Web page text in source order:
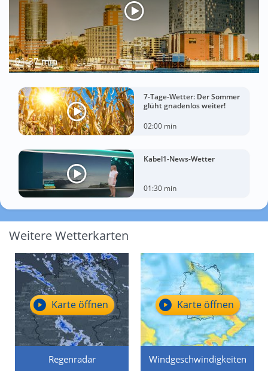
01:37 min
7-Tage-Wetter: Der Sommer
glüht gnadenlos weiter!
02:00 min
Kabel1-News-Wetter
01:30 min
Weitere Wetterkarten
Regenradar
Karte öffnen
Windgeschwindigkeiten
Karte öffnen